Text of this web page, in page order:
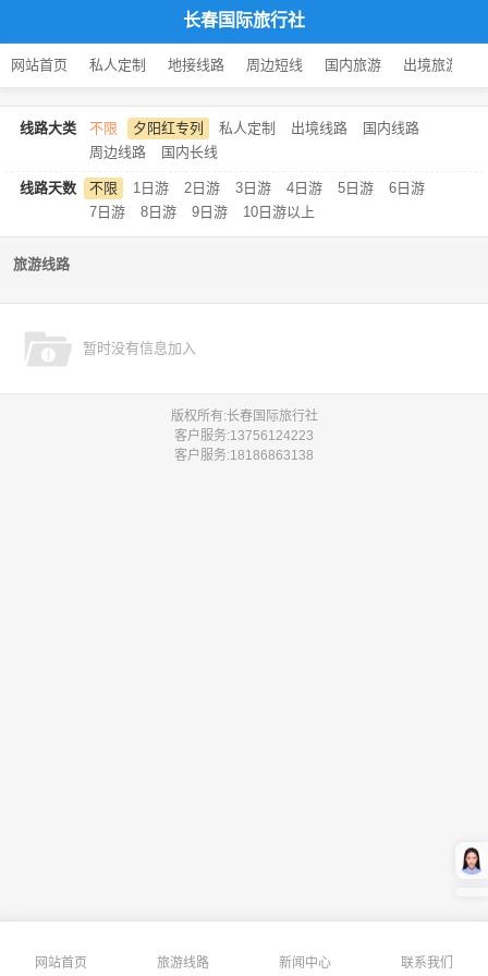
长春国际旅行社
网站首页 私人定制 地接线路 周边短线 国内旅游 出境旅游
线路大类 不限 夕阳红专列 私人定制 出境线路
国内线路
周边线路
国内长线
线路天数 不限 1日游 2日游 3日游 4日游 5日游
6日游
7日游
8日游 9日游 10日游以上
旅游线路
暂时没有信息加入
版权所有:长春国际旅行社
客户服务:13756124223
客户服务:18186863138
网站首页 旅游线路 新闻中心 联系我们